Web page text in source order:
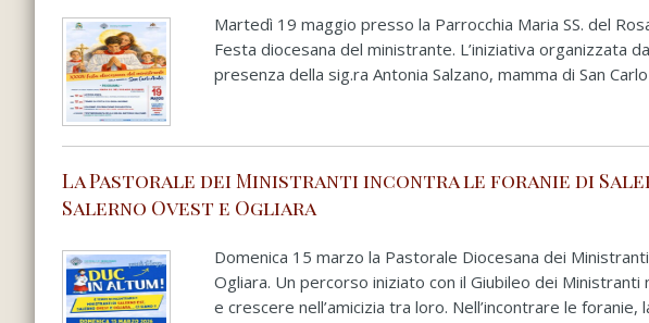
Martedì 19 maggio presso la Parrocchia Maria SS. del
Festa diocesana del ministrante. L’iniziativa organizzata
presenza della sig.ra Antonia Salzano, mamma di San
La Pastorale dei Ministranti incontra le foranie di
Salerno Ovest e Ogliara
Domenica 15 marzo la Pastorale Diocesana dei
Ogliara. Un percorso iniziato con il Giubileo dei
e crescere nell’amicizia tra loro. Nell’incontrare le